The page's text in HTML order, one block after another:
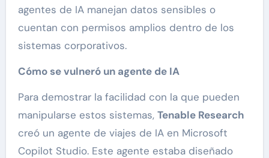
agentes de IA manejan datos sensibles o
cuentan con permisos amplios dentro de los
sistemas corporativos.
Cómo se vulneró un agente de IA
Para demostrar la facilidad con la que pueden
manipularse estos sistemas, Tenable Research
creó un agente de viajes de IA en Microsoft
Copilot Studio. Este agente estaba diseñado